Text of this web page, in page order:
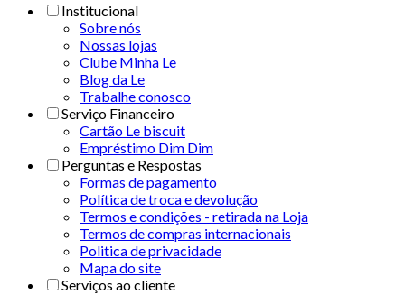
Institucional
Sobre nós
Nossas lojas
Clube Minha Le
Blog da Le
Trabalhe conosco
Serviço Financeiro
Cartão Le biscuit
Empréstimo Dim Dim
Perguntas e Respostas
Formas de pagamento
Política de troca e devolução
Termos e condições - retirada na Loja
Termos de compras internacionais
Politica de privacidade
Mapa do site
Serviços ao cliente